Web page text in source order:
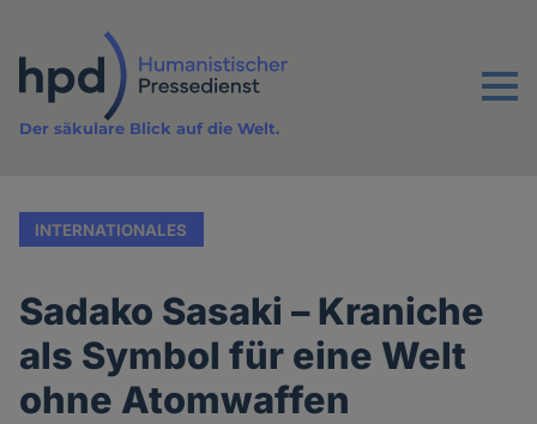
Inhalt
Menu
Der säkulare Blick auf die Welt.
INTERNATIONALES
Sadako Sasaki – Kraniche
als Symbol für eine Welt
ohne Atomwaffen